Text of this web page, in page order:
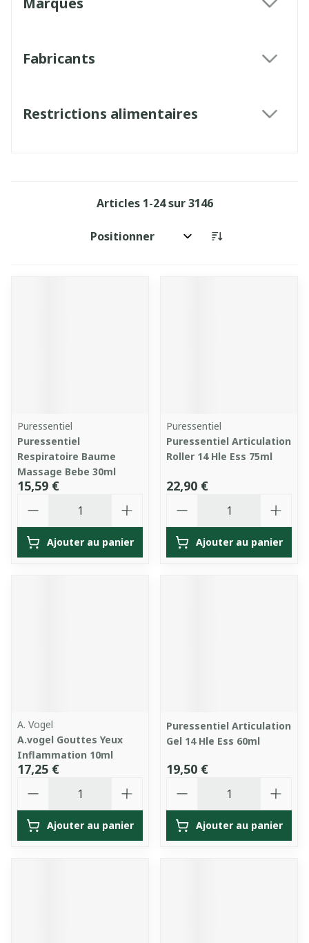
Fabricants
Restrictions alimentaires
Articles 1-24sur3146
Trier par:
Puressentiel
Puressentiel
Respiratoire Baume
Massage Bebe 30ml
15,59 €
Ajouter au panier
Puressentiel
Puressentiel Articulation
Roller 14 Hle Ess 75ml
22,90 €
Ajouter au panier
A. Vogel
A.vogel Gouttes Yeux
Inflammation 10ml
17,25 €
Ajouter au panier
Puressentiel Articulation
Gel 14 Hle Ess 60ml
19,50 €
Ajouter au panier